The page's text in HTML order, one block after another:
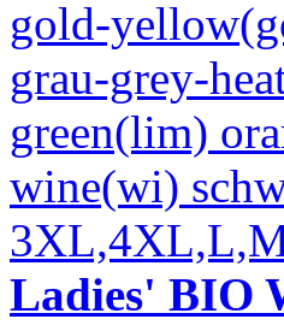
Ladies' BIO